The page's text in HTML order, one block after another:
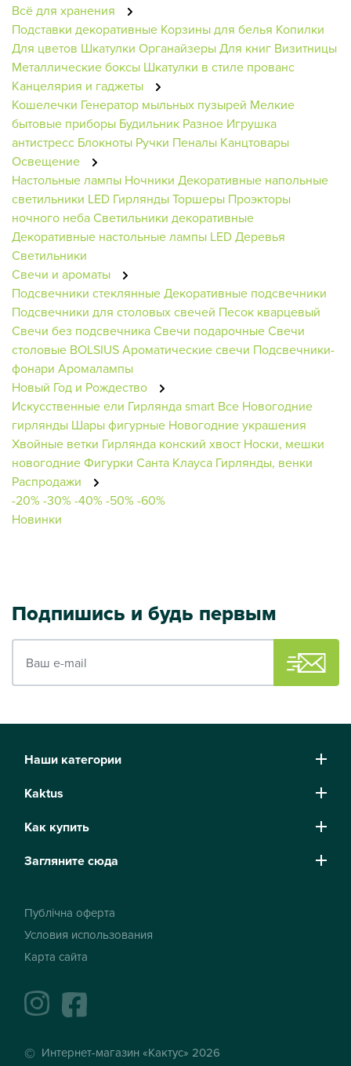
Всё для хранения
Подставки декоративные Корзины для белья Копилки
Для цветов Шкатулки ОрганайзерыДля книг Визитницы
Металлические боксы Шкатулки в стиле прованс
Канцелярия и гаджеты
Кошелечки Генератор мыльных пузырей Мелкие
бытовые приборы Будильник Разное Игрушка
антистресс Блокноты Ручки Пеналы Канцтовары
Освещение
Настольные лампы Ночники Декоративные напольные
светильники LED ГирляндыТоршеры Проэкторы
ночного небаСветильники декоративные
Декоративные настольные лампы LED Деревья
Светильники
Свечи и ароматы
Подсвечники стеклянныеДекоративные подсвечники
Подсвечники для столовых свечей Песок кварцевый
Свечи без подсвечникаСвечи подарочныеСвечи
столовые BOLSIUSАроматические свечи Подсвечники-
фонари Аромалампы
Новый Год и Рождество
Искусственные ели Гирлянда smart Все Новогодние
гирлянды Шары фигурные Новогодние украшения
Хвойные ветки Гирлянда конский хвост Носки, мешки
новогодниеФигурки Санта Клауса Гирлянды, венки
Распродажи
-20%-30%-40%-50%-60%
Новинки
Подпишись и будь первым
Наши категории
Kaktus
Как купить
Загляните сюда
Публічна оферта
Условия использования
Карта сайта
instagramfacebook
Интернет-магазин «Кактус» 2026